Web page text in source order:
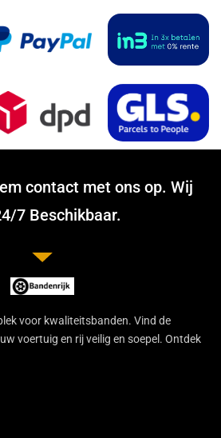
contact met ons op. Wij
7 Beschikbaar.
voor kwaliteitsbanden. Vind de
voertuig en rij veilig en soepel. Ontdek